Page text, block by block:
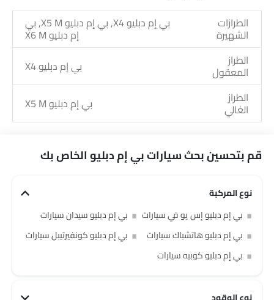
الطرازات
الشهيرة
بي إم دبليو X4, بي إم دبليو X5 M, بي
إم دبليو X6 M
الطراز
المعقول
بي إم دبليو X4
الطراز
الغالي بي إم دبليو X5 M
قم بتحسين بحث سيارات بي إم دبليو الخاص بك
نوع المركبة
بي إم دبليو إس يو في سيارات
بي إم دبليو سيدان سيارات
بي إم دبليو هاتشباك سيارات
بي إم دبليو كونفيرتيبل سيارات
بي إم دبليو كوبيه سيارات